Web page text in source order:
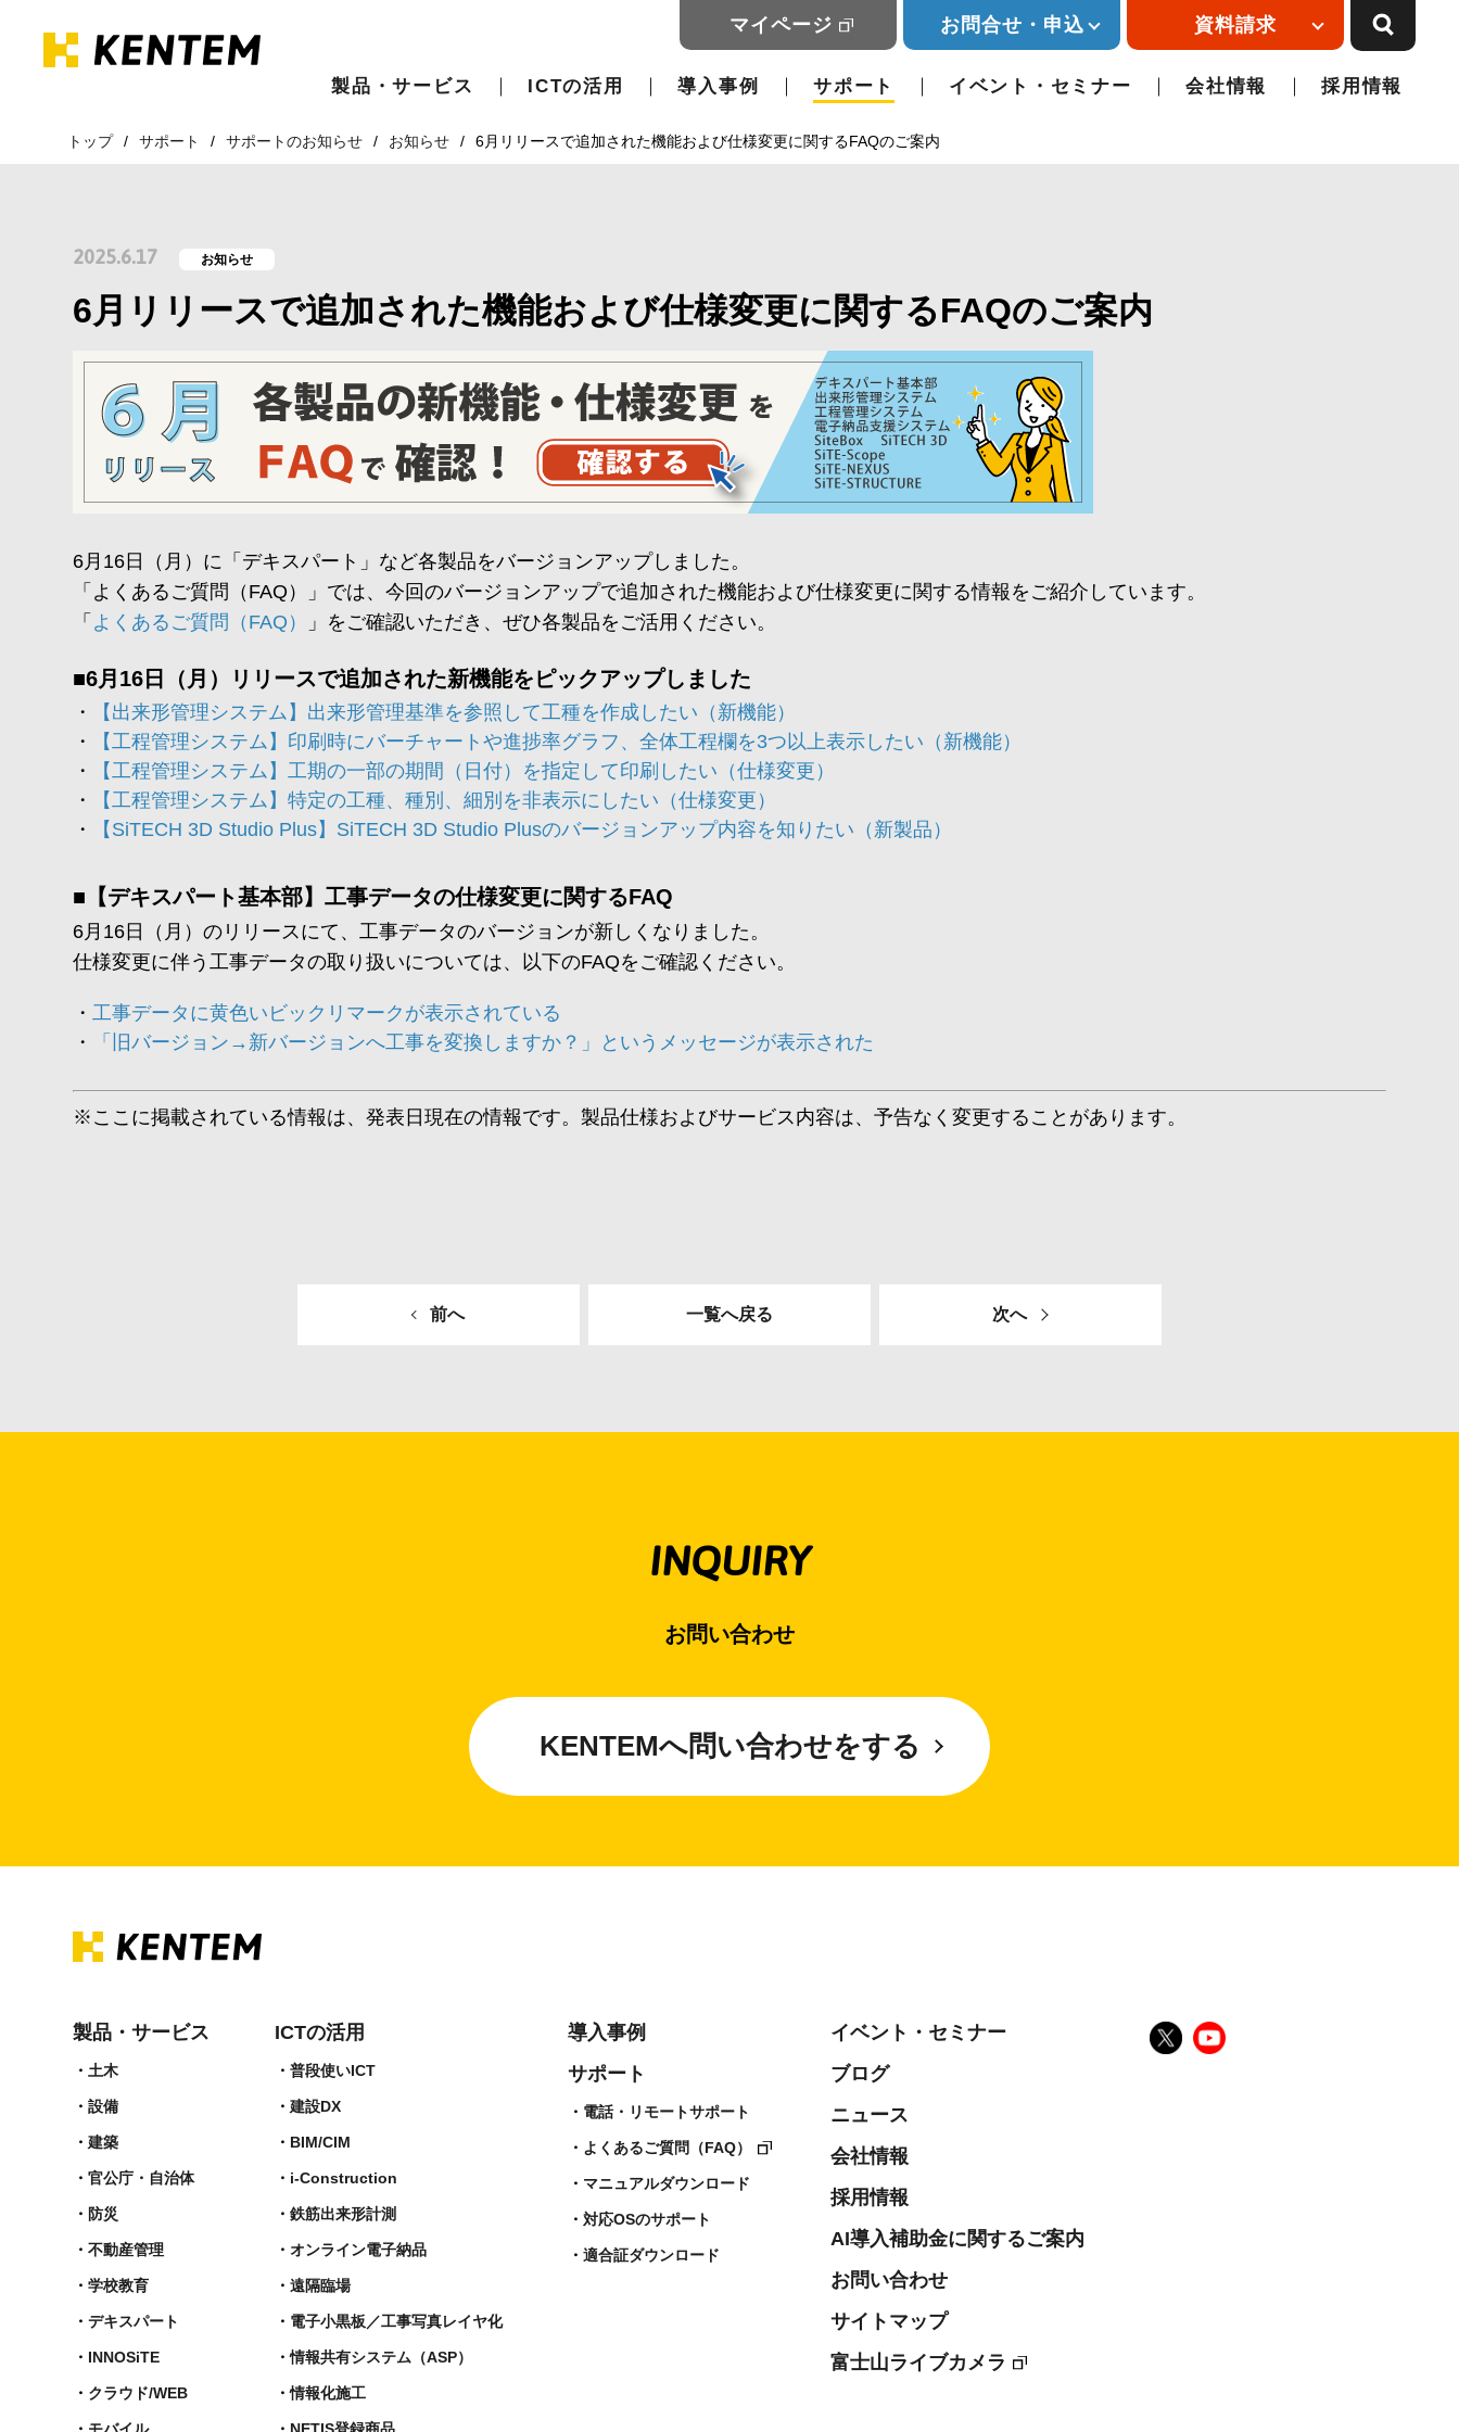
製品・サービス ICTの活用 導入事例 サポート イベント・セミナー 会社情報 採用情報
マイページ お問合せ・申込 資料請求
トップ サポート サポートのお知らせ お知らせ 6月リリースで追加された機能および仕様変更に関するFAQのご案内
2025.6.17 お知らせ
6月リリースで追加された機能および仕様変更に関するFAQのご案内
6月16日（月）に「デキスパート」など各製品をバージョンアップしました。
「よくあるご質問（FAQ）」では、今回のバージョンアップで追加された機能および仕様変更に関する情報をご紹介しています。
「 よくあるご質問（FAQ） 」をご確認いただき、ぜひ各製品をご活用ください。
■6月16日（月）リリースで追加された新機能をピックアップしました
【出来形管理システム】出来形管理基準を参照して工種を作成したい（新機能）
【工程管理システム】印刷時にバーチャートや進捗率グラフ、全体工程欄を3つ以上表示したい（新機能）
【工程管理システム】工期の一部の期間（日付）を指定して印刷したい（仕様変更）
【工程管理システム】特定の工種、種別、細別を非表示にしたい（仕様変更）
【SiTECH 3D Studio Plus】SiTECH 3D Studio Plusのバージョンアップ内容を知りたい（新製品）
■【デキスパート基本部】工事データの仕様変更に関するFAQ
6月16日（月）のリリースにて、工事データのバージョンが新しくなりました。
仕様変更に伴う工事データの取り扱いについては、以下のFAQをご確認ください。
工事データに黄色いビックリマークが表示されている
「旧バージョン→新バージョンへ工事を変換しますか？」というメッセージが表示された
※ここに掲載されている情報は、発表日現在の情報です。製品仕様およびサービス内容は、予告なく変更することがあります。
前へ 一覧へ戻る 次へ
INQUIRY
お問い合わせ
KENTEMへ問い合わせをする
製品・サービス
土木
設備
建築
官公庁・自治体
防災
不動産管理
学校教育
デキスパート
INNOSiTE
クラウド/WEB
ICTの活用
普段使いICT
建設DX
BIM/CIM
i-Construction
鉄筋出来形計測​
オンライン電子納品
遠隔臨場
電子小黒板／工事写真レイヤ化
情報共有システム（ASP）
情報化施工
導入事例
サポート
電話・リモートサポート
よくあるご質問（FAQ）
マニュアルダウンロード
対応OSのサポート
適合証ダウンロード
イベント・セミナー
ブログ
ニュース
会社情報
採用情報
AI導入補助金に関するご案内
お問い合わせ
サイトマップ
富士山ライブカメラ